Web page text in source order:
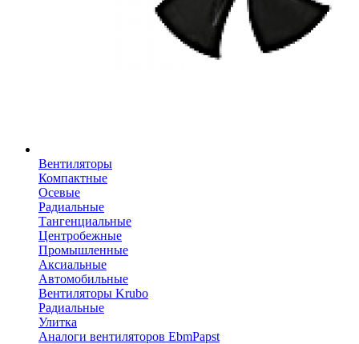
Вентиляторы
Компактные
Осевые
Радиальные
Тангенциальные
Центробежные
Промышленные
Аксиальные
Автомобильные
Вентиляторы Krubo
Радиальные
Улитка
Аналоги вентиляторов EbmPapst